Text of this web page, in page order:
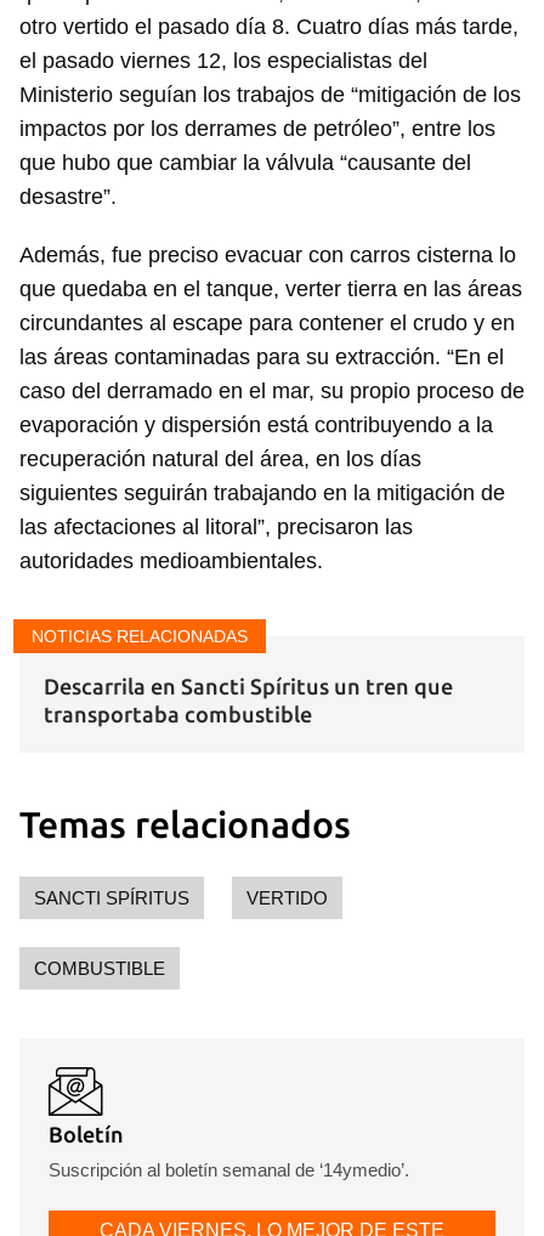
otro vertido el pasado día 8. Cuatro días más tarde,
el pasado viernes 12, los especialistas del
Ministerio seguían los trabajos de “mitigación de los
impactos por los derrames de petróleo”, entre los
que hubo que cambiar la válvula “causante del
desastre”.
Además, fue preciso evacuar con carros cisterna lo
que quedaba en el tanque, verter tierra en las áreas
circundantes al escape para contener el crudo y en
las áreas contaminadas para su extracción. “En el
caso del derramado en el mar, su propio proceso de
evaporación y dispersión está contribuyendo a la
recuperación natural del área, en los días
siguientes seguirán trabajando en la mitigación de
las afectaciones al litoral”, precisaron las
autoridades medioambientales.
NOTICIAS RELACIONADAS
Descarrila en Sancti Spíritus un tren que
transportaba combustible
Temas relacionados
SANCTI SPÍRITUS VERTIDO
COMBUSTIBLE
Boletín
Suscripción al boletín semanal de ‘14ymedio’.
CADA VIERNES, LO MEJOR DE ESTE